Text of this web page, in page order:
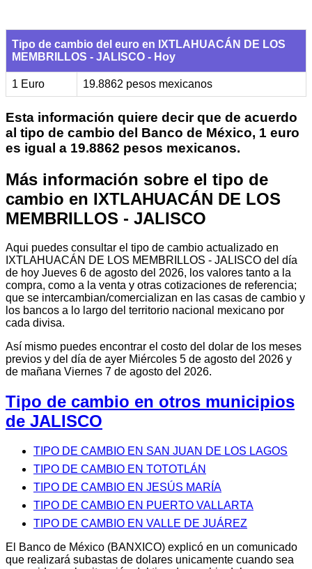
Tipo de cambio del euro en IXTLAHUACÁN DE LOS
MEMBRILLOS - JALISCO - Hoy
1 Euro 19.8862 pesos mexicanos
Esta información quiere decir que de acuerdo
al tipo de cambio del Banco de México, 1 euro
es igual a 19.8862 pesos mexicanos.
Más información sobre el tipo de
cambio en IXTLAHUACÁN DE LOS
MEMBRILLOS - JALISCO
Aqui puedes consultar el tipo de cambio actualizado en
IXTLAHUACÁN DE LOS MEMBRILLOS - JALISCO del día
de hoy Jueves 6 de agosto del 2026, los valores tanto a la
compra, como a la venta y otras cotizaciones de referencia;
que se intercambian/comercializan en las casas de cambio y
los bancos a lo largo del territorio nacional mexicano por
cada divisa.
Así mismo puedes encontrar el costo del dolar de los meses
previos y del día de ayer Miércoles 5 de agosto del 2026 y
de mañana Viernes 7 de agosto del 2026.
Tipo de cambio en otros municipios
de JALISCO
TIPO DE CAMBIO EN SAN JUAN DE LOS LAGOS
TIPO DE CAMBIO EN TOTOTLÁN
TIPO DE CAMBIO EN JESÚS MARÍA
TIPO DE CAMBIO EN PUERTO VALLARTA
TIPO DE CAMBIO EN VALLE DE JUÁREZ
El Banco de México (BANXICO) explicó en un comunicado
que realizará subastas de dolares unicamente cuando sea